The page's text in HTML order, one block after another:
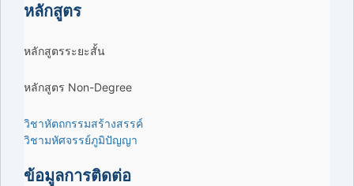
หลักสูตร
หลักสูตรระยะสั้น
หลักสูตร Non-Degree
วิชาหัตถกรรมสร้างสรรค์
วิชามหัศจรรย์ภูมิปัญญา
ข้อมูลการติดต่อ